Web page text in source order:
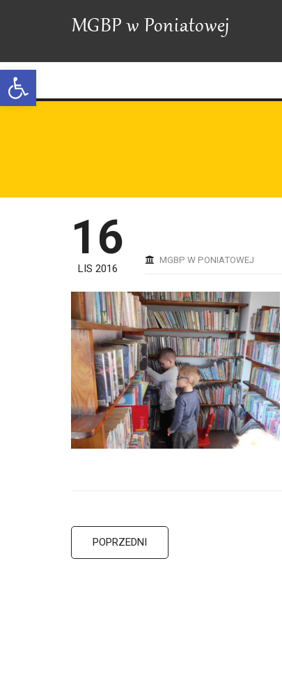
Open toolbar
16
LIS 2016
MGBP W PONIATOWEJ
POPRZEDNI